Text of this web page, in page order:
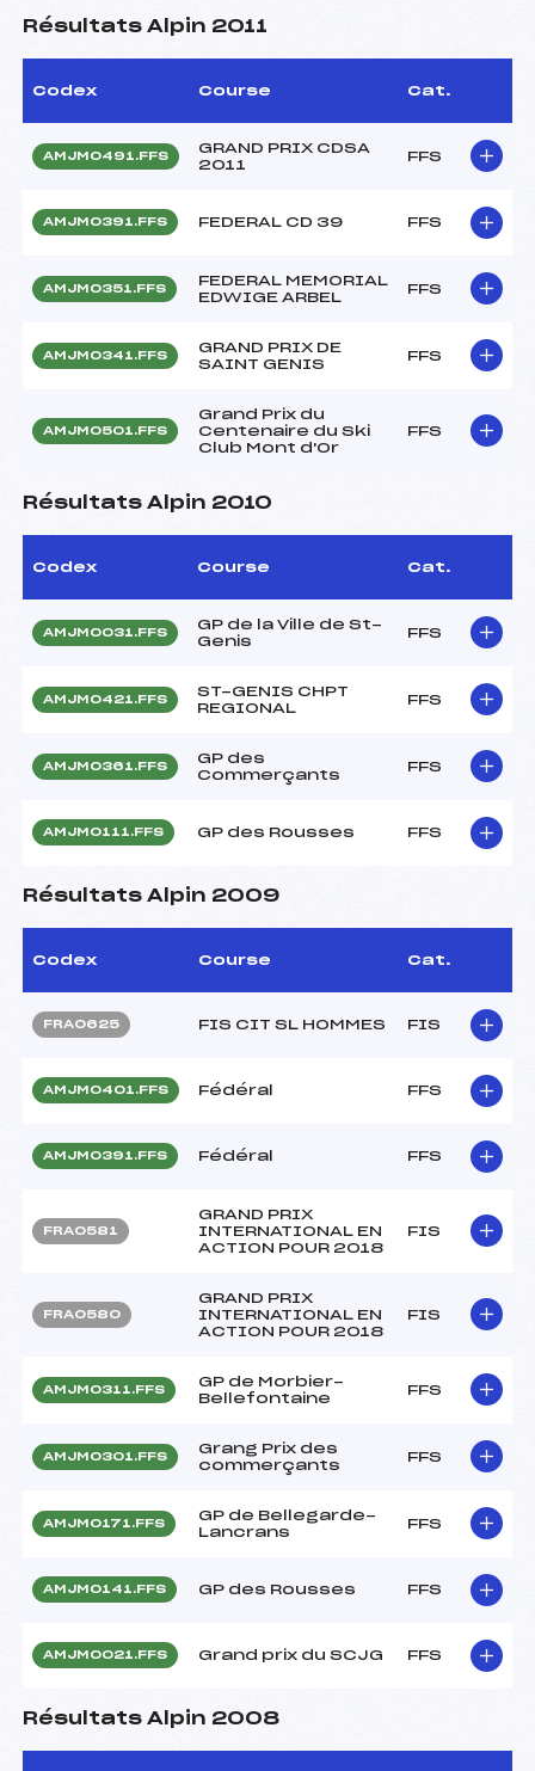
Résultats Alpin 2011
Codex Course Cat.
AMJM0491.FFS
GRAND PRIX CDSA
2011
FFS
AMJM0391.FFS FEDERAL CD 39 FFS
AMJM0351.FFS
FEDERAL MEMORIAL
EDWIGE ARBEL
FFS
AMJM0341.FFS
GRAND PRIX DE
SAINT GENIS
FFS
AMJM0501.FFS
Grand Prix du
Centenaire du Ski
Club Mont d'Or
FFS
Résultats Alpin 2010
Codex Course Cat.
AMJM0031.FFS
GP de la Ville de St-
Genis
FFS
AMJM0421.FFS
ST-GENIS CHPT
REGIONAL
FFS
AMJM0361.FFS
GP des
Commerçants
FFS
AMJM0111.FFS GP des Rousses FFS
Résultats Alpin 2009
Codex Course Cat.
FRA0625 FIS CIT SL HOMMES FIS
AMJM0401.FFS Fédéral FFS
AMJM0391.FFS Fédéral FFS
FRA0581
GRAND PRIX
INTERNATIONAL EN
ACTION POUR 2018
FIS
FRA0580
GRAND PRIX
INTERNATIONAL EN
ACTION POUR 2018
FIS
AMJM0311.FFS
GP de Morbier-
Bellefontaine
FFS
AMJM0301.FFS
Grang Prix des
commerçants
FFS
AMJM0171.FFS
GP de Bellegarde-
Lancrans
FFS
AMJM0141.FFS GP des Rousses FFS
AMJM0021.FFS Grand prix du SCJG FFS
Résultats Alpin 2008